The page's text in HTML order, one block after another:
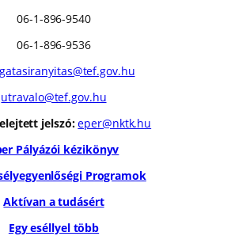
06-1-896-9540
06-1-896-9536
utravalo@tef.gov.hu
jelszó: eper@nktk.hu
Pályázói kézikönyv
Programok
Aktívan a tudásért
Egy eséllyel több